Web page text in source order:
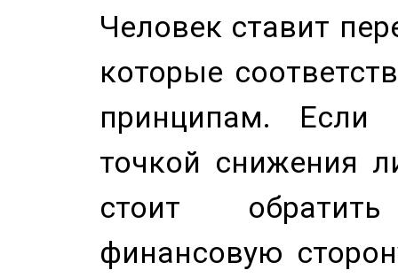
Человек ставит
которые
принципам. Если
точкой снижения
стоит
финансовую